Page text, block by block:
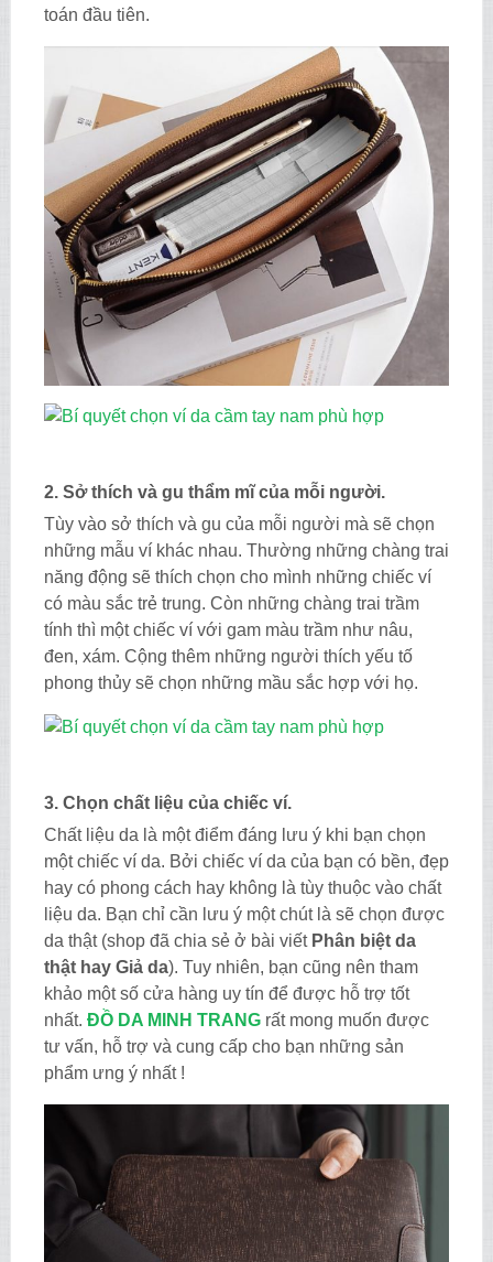
toán đầu tiên.
2. Sở thích và gu thẩm mĩ của mỗi người.
Tùy vào sở thích và gu của mỗi người mà sẽ chọn
những mẫu ví khác nhau. Thường những chàng trai
năng động sẽ thích chọn cho mình những chiếc ví
có màu sắc trẻ trung. Còn những chàng trai trầm
tính thì một chiếc ví với gam màu trầm như nâu,
đen, xám. Cộng thêm những người thích yếu tố
phong thủy sẽ chọn những mầu sắc hợp với họ.
3. Chọn chất liệu của chiếc ví.
Chất liệu da là một điểm đáng lưu ý khi bạn chọn
một chiếc ví da. Bởi chiếc ví da của bạn có bền, đẹp
hay có phong cách hay không là tùy thuộc vào chất
liệu da. Bạn chỉ cần lưu ý một chút là sẽ chọn được
da thật (shop đã chia sẻ ở bài viết Phân biệt da
thật hay Giả da). Tuy nhiên, bạn cũng nên tham
khảo một số cửa hàng uy tín để được hỗ trợ tốt
nhất. ĐỒ DA MINH TRANG rất mong muốn được
tư vấn, hỗ trợ và cung cấp cho bạn những sản
phẩm ưng ý nhất !